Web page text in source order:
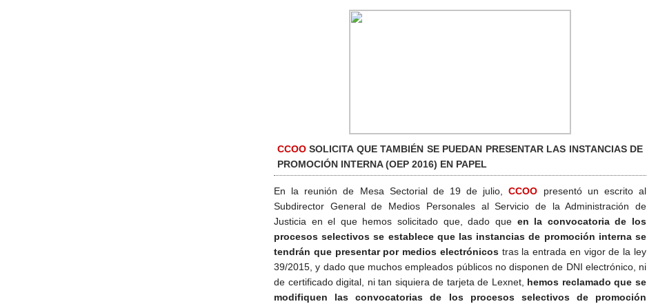
CCOO SOLICITA QUE TAMBIÉN SE PUEDAN PRESENTAR LAS INSTANCIAS DE
PROMOCIÓN INTERNA (OEP 2016) EN PAPEL
En la reunión de Mesa Sectorial de 19 de julio,CCOO presentó un escrito al
Subdirector General de Medios Personales al Servicio de la Administración de
Justicia en el que hemos solicitado que, dado que en la convocatoria de los
procesos selectivos se establece que las instancias de promoción interna se
tendrán que presentar por medios electrónicos tras la entrada en vigor de la ley
39/2015, y dado que muchos empleados públicos no disponen de DNI electrónico, ni
de certificado digital, ni tan siquiera de tarjeta de Lexnet, hemos reclamado que se
modifiquen las convocatorias de los procesos selectivos de promoción